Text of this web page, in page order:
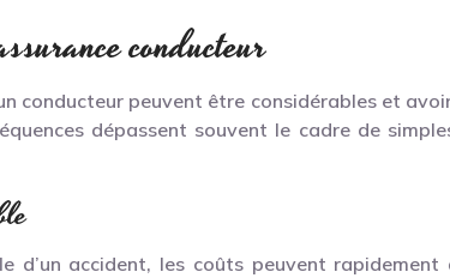
conducteur
conducteur peuvent être considérables et
dépassent souvent le cadre de
d’un accident, les coûts peuvent